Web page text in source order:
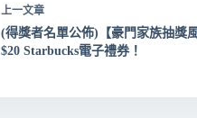
上一文章
(得獎者名單公佈)【豪門家族抽獎
$20 Starbucks電子禮券！